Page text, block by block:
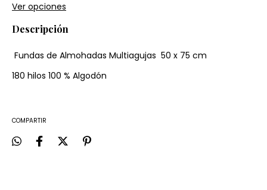
Ver opciones
Descripción
Fundas de Almohadas Multiagujas 50 x 75 cm
180 hilos 100 % Algodón
COMPARTIR